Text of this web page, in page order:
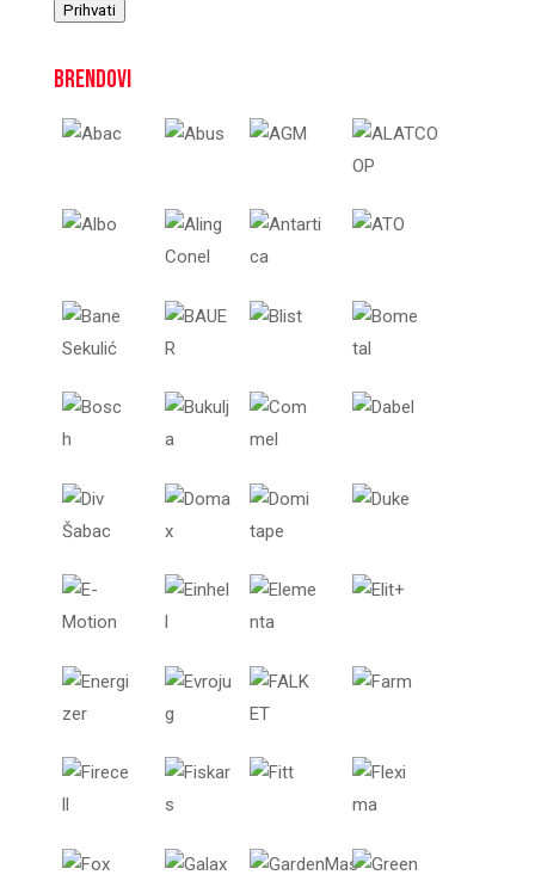
Prihvati
Brendovi